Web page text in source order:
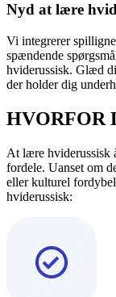
Nyd at lære
Vi integrerer
spændende
hviderussisk. Glæd
der holder dig
HVORFOR
At lære hviderussisk
fordele. Uanset om
eller kulturel
hviderussisk: